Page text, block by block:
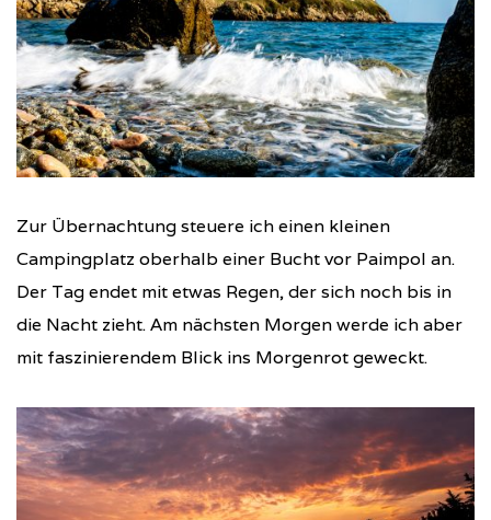
Zur Übernachtung steuere ich einen kleinen
Campingplatz oberhalb einer Bucht vor Paimpol an.
Der Tag endet mit etwas Regen, der sich noch bis in
die Nacht zieht. Am nächsten Morgen werde ich aber
mit faszinierendem Blick ins Morgenrot geweckt.